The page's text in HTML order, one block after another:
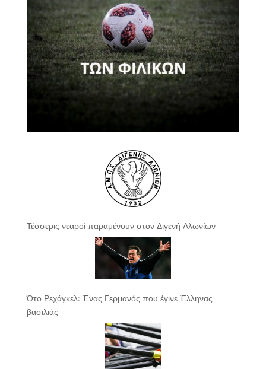
Τέσσερις νεαροί παραμένουν στον Διγενή Αλωνίων
Ότο Ρεχάγκελ: Ένας Γερμανός που έγινε Έλληνας
βασιλιάς